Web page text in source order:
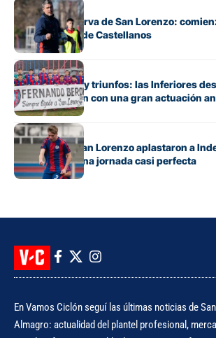
Juveniles
Debuta la Reserva de San Lorenzo:
bajo el mando de Castellanos
Juveniles
Entre emoción y triunfos: las Inferiores
Fernando Berón con una gran actuación
Juveniles
Los pibes de San Lorenzo aplastaron a
Rivadavia en una jornada casi perfecta
En Vamos Ciclón seguí las últimas noticias de
Almagro: actualidad del plantel profesional,